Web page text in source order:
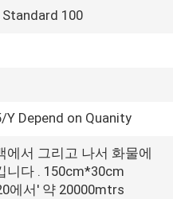
Standard 100
Y Depend on Quanity
에서 그리고 나서 화물에
니다 . 150cm*30cm
에서' 약 20000mtrs